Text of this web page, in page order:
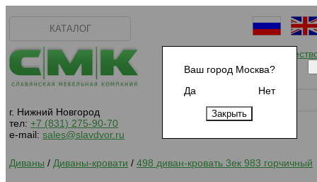
Ваш город Москва?
Да
Нет
КАТАЛОГ
г. Нижний Новгород
тел: +7 (831) 275-90-70
e-mail: sales@slavdvor.ru
Начать
Диваны / Диваны-кровати / 498 диван-кровать 3ек 983 горчичный